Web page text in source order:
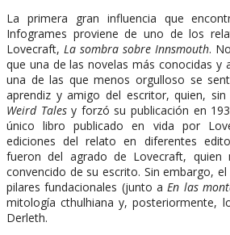
La primera gran influencia que
Infogrames proviene de uno de los
Lovecraft, La sombra sobre Innsmouth.
que una de las novelas más conocidas y
una de las que menos orgulloso se
aprendiz y amigo del escritor, quien,
Weird Talesy forzó su publicación en
único libro publicado en vida por
ediciones del relato en diferentes
fueron del agrado de Lovecraft, quien
convencido de su escrito. Sin embargo,
pilares fundacionales (junto a En las
mitología cthulhiana y, posteriormente,
Derleth.